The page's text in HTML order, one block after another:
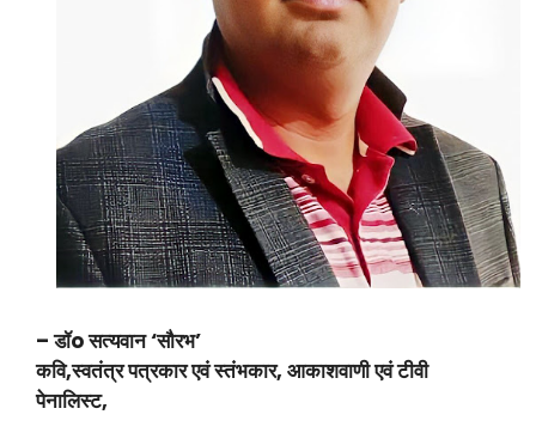
– डॉo सत्यवान ‘सौरभ’
कवि,स्वतंत्र पत्रकार एवं स्तंभकार, आकाशवाणी एवं टीवी
पेनालिस्ट,